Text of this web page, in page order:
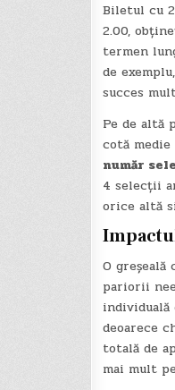
Biletul cu
2.00,
termen
de
succes
Pe de altă
cotă
număr
4 selecții
orice altă
O greșeală
pariorii
individuală
deoarece
totală de
mai mult